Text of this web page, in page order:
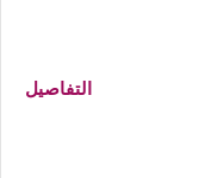
التفاصيل